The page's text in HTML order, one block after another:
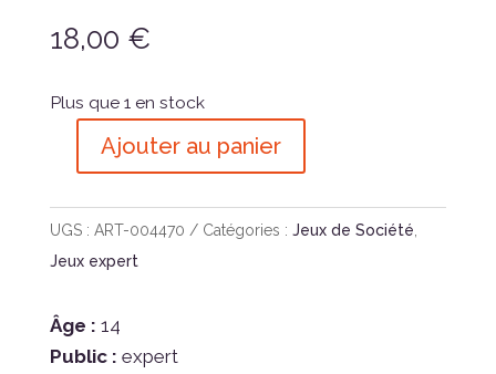
18,00 €
Plus que 1 en stock
quantité
Galactic
Cruise
extension
Adaptations
Ajouter au panier
UGS : ART-004470 Catégories : Jeux de Société,
Jeux expert
Âge : 14
Public : expert